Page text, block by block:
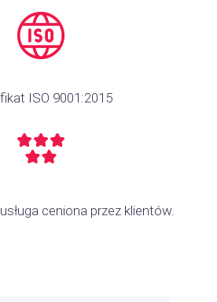
ISO 9001:2015
ceniona przez klientów.